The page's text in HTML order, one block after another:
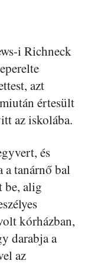
i Richneck
azt
értesült
az iskolába.
és
tanárnő bal
be, alig
kórházban,
darabja a
az